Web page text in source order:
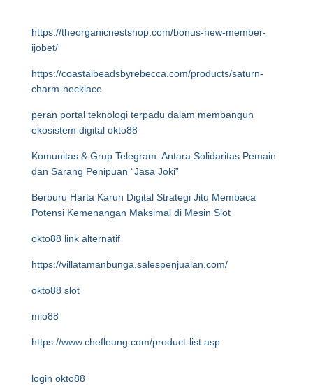
https://theorganicnestshop.com/bonus-new-member-
ijobet/
https://coastalbeadsbyrebecca.com/products/saturn-
charm-necklace
peran portal teknologi terpadu dalam membangun
ekosistem digital okto88
Komunitas & Grup Telegram: Antara Solidaritas Pemain
dan Sarang Penipuan “Jasa Joki”
Berburu Harta Karun Digital Strategi Jitu Membaca
Potensi Kemenangan Maksimal di Mesin Slot
okto88 link alternatif
https://villatamanbunga.salespenjualan.com/
okto88 slot
mio88
https://www.chefleung.com/product-list.asp
login okto88